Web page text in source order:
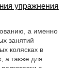
упражнения
а именно
занятий
колясках в
а также для